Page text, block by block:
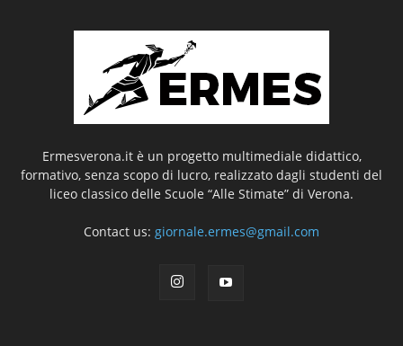
Ermesverona.it è un progetto multimediale didattico,
formativo, senza scopo di lucro, realizzato dagli studenti del
liceo classico delle Scuole “Alle Stimate” di Verona.
Contact us: giornale.ermes@gmail.com